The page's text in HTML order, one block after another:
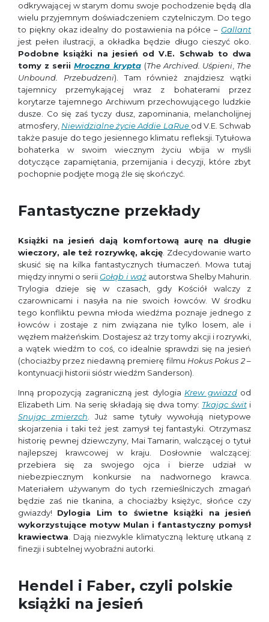
odkrywającej w starym domu swoje pochodzenie będą dla
wielu przyjemnym doświadczeniem czytelniczym. Do tego
to piękny okaz idealny do postawienia na półce – Gallant
jest pełen ilustracji, a okładka będzie długo cieszyć oko.
Podobne książki na jesień od V.E. Schwab to dwa
tomy z seriiMroczna krypta (The Archived. Uśpieni, The
Unbound. Przebudzeni). Tam również znajdziesz wątki
tajemnicy przemykającej wraz z bohaterami przez
korytarze tajemnego Archiwum przechowującego ludzkie
dusze. Co się zaś tyczy dusz, zapominania, melancholijnej
atmosfery, Niewidzialne życie Addie LaRue od V.E. Schwab
także pasuje do tego jesiennego klimatu refleksji. Tytułowa
bohaterka w swoim wiecznym życiu wbija w myśli
dotyczące zapamiętania, przemijania i decyzji, które zbyt
pochopnie podjęte mogą źle się skończyć.
Fantastyczne przekłady
Książki na jesień dają komfortową aurę na długie
wieczory, ale też rozrywkę, akcję . Zdecydowanie warto
skusić się na kilka fantastycznych tłumaczeń. Mowa tutaj
między innymi o seriiGołąb i wążautorstwa Shelby Mahurin.
Trylogia dzieje się w czasach, gdy Kościół walczy z
czarownicami i nasyła na nie swoich łowców. W środku
tego konfliktu pewna młoda wiedźma poznaje jednego z
łowców i zostaje z nim związana nie tylko losem, ale i
węzłem małżeńskim. Dostajesz aż trzy tomy akcji i rozrywki,
a wątek wiedźm to coś, co idealnie sprawdzi się na jesień
(chociażby przez niedawną premierę filmu Hokus Pokus 2–
kontynuacji historii sióstr wiedźm Sanderson).
Inną propozycją zagraniczną jest dylogia Krew gwiazdod
Elizabeth Lim. Na serię składają się dwa tomy: Tkając świti
Snując zmierzch . Już same tytuły wywołują nietypowe
skojarzenia i taki też jest zamysł tej fantastyki. Otrzymasz
historię pewnej dziewczyny, Mai Tamarin, walczącej o tytuł
najlepszej krawcowej w kraju. Dosłownie walczącej:
przebiera się za swojego ojca i bierze udział w
niebezpiecznym konkursie na nadwornego krawca.
Materiałem używanym do tych rzemieślniczych zmagań
będzie zaś nie tkanina, a chociażby księżyc, słońce czy
gwiazdy! Dylogia Lim to świetne książki na jesień
wykorzystujące motyw Mulan i fantastyczny pomysł
krawiectwa . Dają niezwykle klimatyczną lekturę utkaną z
finezji i subtelnej wyobraźni autorki.
Hendel i Faber, czyli polskie
książki na jesień